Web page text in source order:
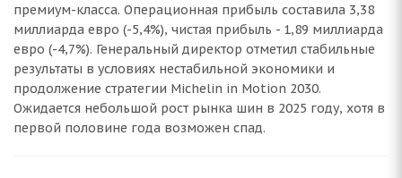
премиум-класса. Операционная прибыль составила 3,38
миллиарда евро (-5,4%), чистая прибыль - 1,89 миллиарда
евро (-4,7%). Генеральный директор отметил стабильные
результаты в условиях нестабильной экономики и
продолжение стратегии Michelin in Motion 2030.
Ожидается небольшой рост рынка шин в 2025 году, хотя в
первой половине года возможен спад.